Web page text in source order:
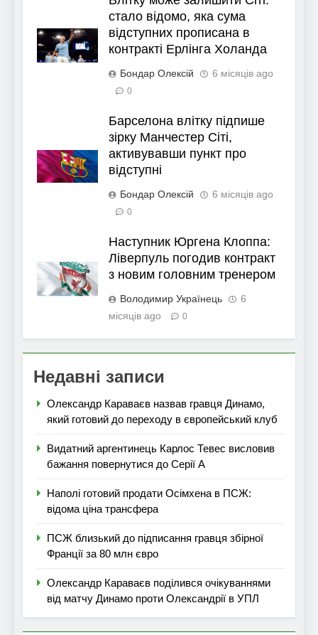
стало відомо, яка сума
відступних прописана в
контракті Ерлінга Холанда
Бондар Олексій 6 місяців ago
0
Барселона влітку підпише
зірку Манчестер Сіті,
активувавши пункт про
відступні
Бондар Олексій 6 місяців ago
0
Наступник Юргена Клоппа:
Ліверпуль погодив контракт
з новим головним тренером
Володимир Українець
6
місяців ago
0
Недавні записи
Олександр Караваєв назвав гравця Динамо,
який готовий до переходу в європейський клуб
Видатний аргентинець Карлос Тевес висловив
бажання повернутися до Серії А
Наполі готовий продати Осімхена в ПСЖ:
відома ціна трансфера
ПСЖ близький до підписання гравця збірної
Франції за 80 млн євро
Олександр Караваєв поділився очікуваннями
від матчу Динамо проти Олександрії в УПЛ